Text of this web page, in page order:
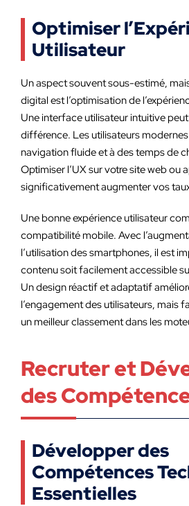
Optimiser
Utilisateur
Un aspect souvent sous-estimé,
digital est l’optimisation de
Une interface utilisateur intuitive
différence. Les utilisateurs modernes
navigation fluide et à des temps de
Optimiser l’UX sur votre site web ou
significativement augmenter vos
Une bonne expérience utilisateur
compatibilité mobile. Avec
l’utilisation des smartphones, il est
contenu soit facilement accessible
Un design réactif et adaptatif
l’engagement des utilisateurs, mais
un meilleur classement dans les
Recruter et
des
Développer des
Compétences
Essentielles